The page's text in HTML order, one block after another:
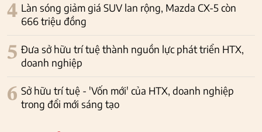
4 Làn sóng giảm giá SUV lan rộng, Mazda CX-5 còn
666 triệu đồng
5 Đưa sở hữu trí tuệ thành nguồn lực phát triển HTX,
doanh nghiệp
6 Sở hữu trí tuệ - 'Vốn mới' của HTX, doanh nghiệp
trong đổi mới sáng tạo